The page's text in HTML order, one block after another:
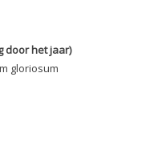
door het jaar)
gloriosum